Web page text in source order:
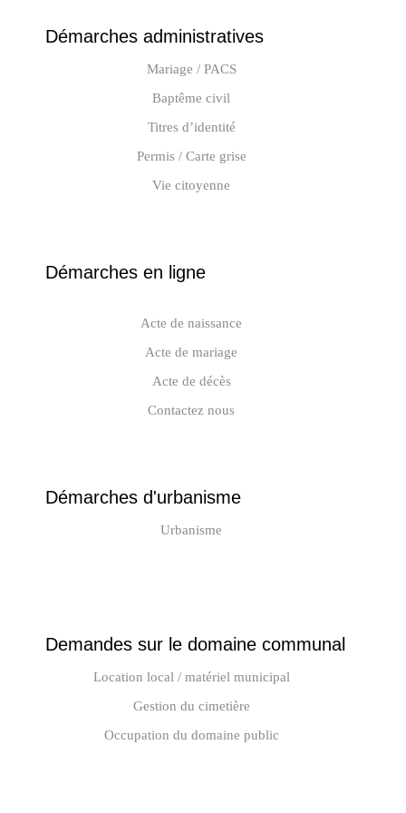
Démarches administratives
Mariage / PACS
Baptême civil
Titres d’identité
Permis / Carte grise
Vie citoyenne
Démarches en ligne
Acte de naissance
Acte de mariage
Acte de décès
Contactez nous
Démarches d'urbanisme
Urbanisme
Demandes sur le domaine communal
Location local / matériel municipal
Gestion du cimetière
Occupation du domaine public